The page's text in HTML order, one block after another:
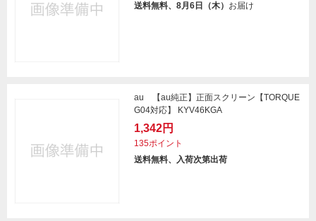
送料無料、8月6日（木） お届け
au 【au純正】正面スクリーン【TORQUE
G04対応】 KYV46KGA
1,342円
135ポイント
送料無料、入荷次第出荷